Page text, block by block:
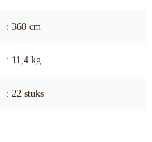
: 360 cm
: 11,4 kg
: 22 stuks